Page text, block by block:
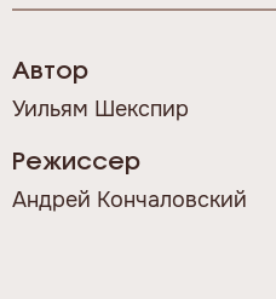
Автор
Уильям Шекспир
Режиссер
Андрей Кончаловский